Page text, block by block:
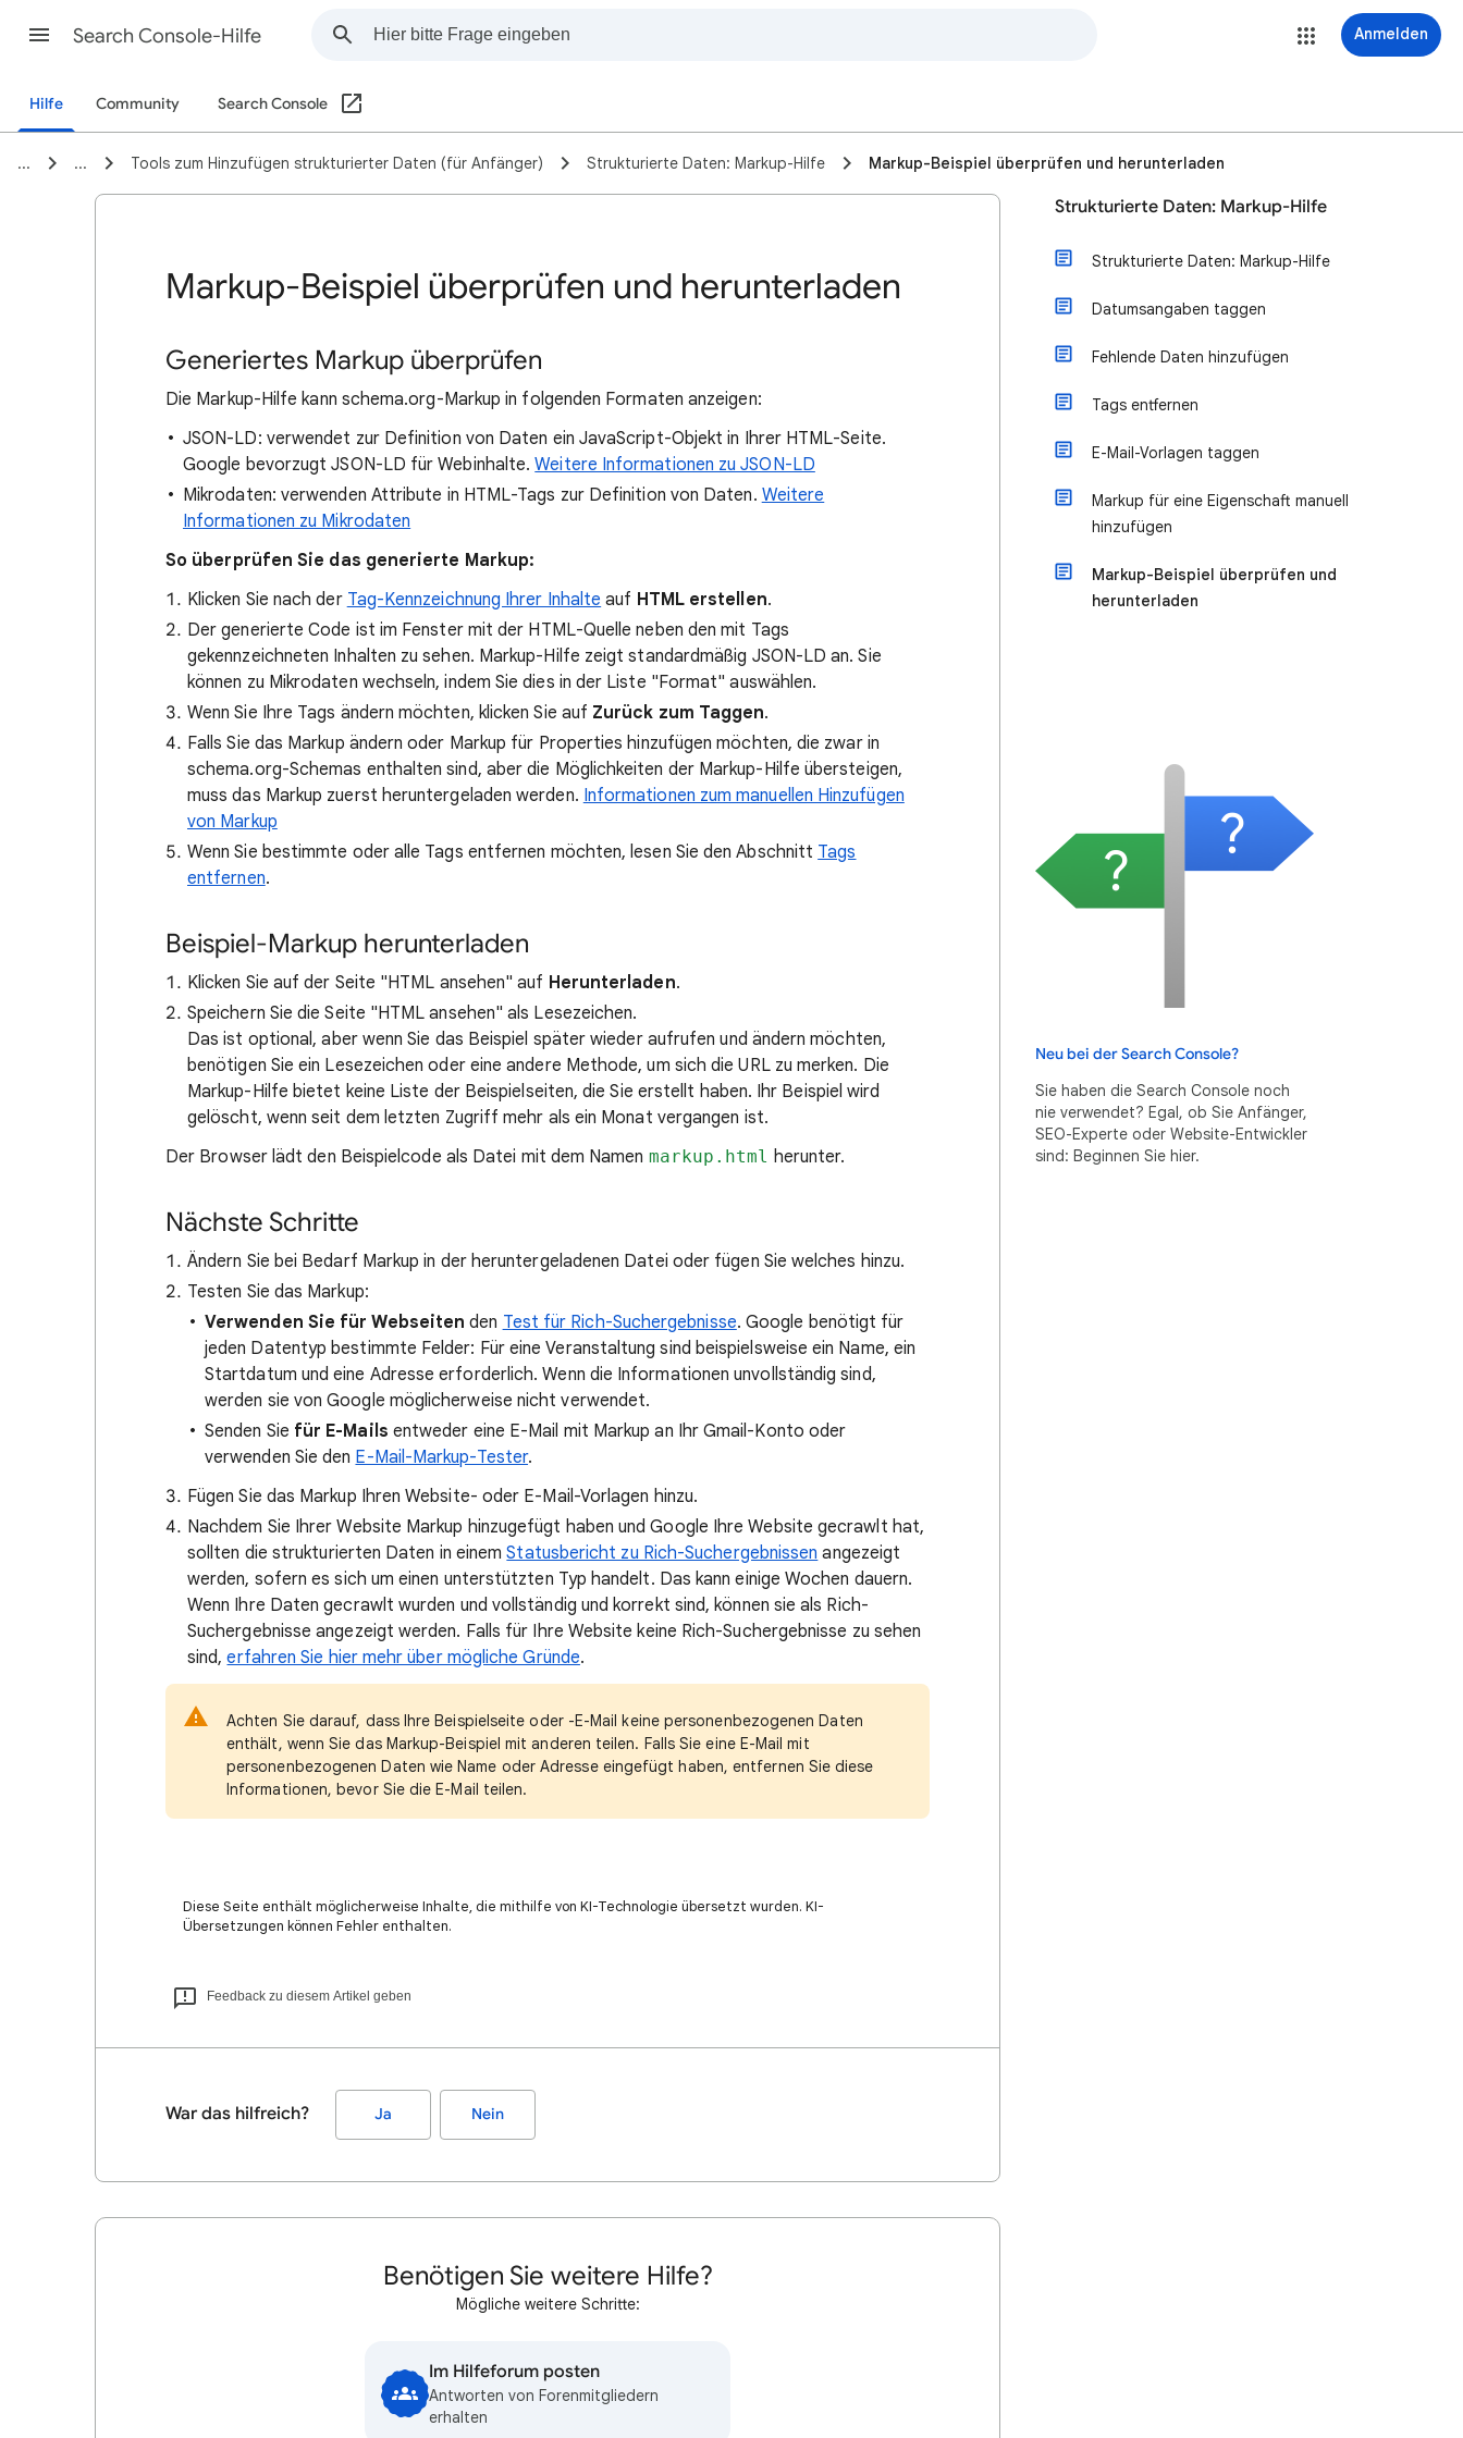
Search Console-Hilfe Anmelden
Hilfe Community Search Console
... ... Tools zum Hinzufügen strukturierter Daten (für Anfänger) Strukturierte Daten: Markup-Hilfe Markup-Beispiel überprüfen und herunterladen
Markup-Beispiel überprüfen und herunterladen
Generiertes Markup überprüfen
Die Markup-Hilfe kann schema.org-Markup in folgenden Formaten anzeigen:
JSON-LD: verwendet zur Definition von Daten ein JavaScript-Objekt in Ihrer HTML-Seite.
Google bevorzugt JSON-LD für Webinhalte.Weitere Informationen zu JSON-LD
Mikrodaten: verwenden Attribute in HTML-Tags zur Definition von Daten. Weitere
Informationen zu Mikrodaten
So überprüfen Sie das generierte Markup:
Klicken Sie nach der Tag-Kennzeichnung Ihrer Inhalte auf HTML erstellen.
Der generierte Code ist im Fenster mit der HTML-Quelle neben den mit Tags
gekennzeichneten Inhalten zu sehen. Markup-Hilfe zeigt standardmäßig JSON-LD an. Sie
können zu Mikrodaten wechseln, indem Sie dies in der Liste "Format" auswählen.
Wenn Sie Ihre Tags ändern möchten, klicken Sie auf Zurück zum Taggen.
Falls Sie das Markup ändern oder Markup für Properties hinzufügen möchten, die zwar in
schema.org-Schemas enthalten sind, aber die Möglichkeiten der Markup-Hilfe übersteigen,
muss das Markup zuerst heruntergeladen werden. Informationen zum manuellen Hinzufügen
von Markup
Wenn Sie bestimmte oder alle Tags entfernen möchten, lesen Sie den Abschnitt Tags
entfernen.
Beispiel-Markup herunterladen
Klicken Sie auf der Seite "HTML ansehen" auf Herunterladen.
Speichern Sie die Seite "HTML ansehen" als Lesezeichen.
Das ist optional, aber wenn Sie das Beispiel später wieder aufrufen und ändern möchten,
benötigen Sie ein Lesezeichen oder eine andere Methode, um sich die URL zu merken. Die
Markup-Hilfe bietet keine Liste der Beispielseiten, die Sie erstellt haben. Ihr Beispiel wird
gelöscht, wenn seit dem letzten Zugriff mehr als ein Monat vergangen ist.
Der Browser lädt den Beispielcode als Datei mit dem Namen markup.html herunter.
Nächste Schritte
Ändern Sie bei Bedarf Markup in der heruntergeladenen Datei oder fügen Sie welches hinzu.
Testen Sie das Markup:
Verwenden Sie für Webseiten den Test für Rich-Suchergebnisse. Google benötigt für
jeden Datentyp bestimmte Felder: Für eine Veranstaltung sind beispielsweise ein Name, ein
Startdatum und eine Adresse erforderlich. Wenn die Informationen unvollständig sind,
werden sie von Google möglicherweise nicht verwendet.
Senden Sie für E-Mails entweder eine E-Mail mit Markup an Ihr Gmail-Konto oder
verwenden Sie den E-Mail-Markup-Tester.
Fügen Sie das Markup Ihren Website- oder E-Mail-Vorlagen hinzu.
Nachdem Sie Ihrer Website Markup hinzugefügt haben und Google Ihre Website gecrawlt hat,
sollten die strukturierten Daten in einemStatusbericht zu Rich-Suchergebnissen angezeigt
werden, sofern es sich um einen unterstützten Typ handelt. Das kann einige Wochen dauern.
Wenn Ihre Daten gecrawlt wurden und vollständig und korrekt sind, können sie als Rich-
Suchergebnisse angezeigt werden. Falls für Ihre Website keine Rich-Suchergebnisse zu sehen
sind,erfahren Sie hier mehr über mögliche Gründe.
Achten Sie darauf, dass Ihre Beispielseite oder -E-Mail keine personenbezogenen Daten
enthält, wenn Sie das Markup-Beispiel mit anderen teilen. Falls Sie eine E-Mail mit
personenbezogenen Daten wie Name oder Adresse eingefügt haben, entfernen Sie diese
Informationen, bevor Sie die E-Mail teilen.
Diese Seite enthält möglicherweise Inhalte, die mithilfe von KI-Technologie übersetzt wurden. KI-
Übersetzungen können Fehler enthalten.
Feedback zu diesem Artikel geben
War das hilfreich? Ja Nein
Benötigen Sie weitere Hilfe?
Mögliche weitere Schritte:
Im Hilfeforum posten
Antworten von Forenmitgliedern
erhalten
Strukturierte Daten: Markup-Hilfe
Strukturierte Daten: Markup-Hilfe
Datumsangaben taggen
Fehlende Daten hinzufügen
Tags entfernen
E-Mail-Vorlagen taggen
Markup für eine Eigenschaft manuell
hinzufügen
Markup-Beispiel überprüfen und
herunterladen
Neu bei der Search Console?
Sie haben die Search Console noch
nie verwendet? Egal, ob Sie Anfänger,
SEO-Experte oder Website-Entwickler
sind: Beginnen Sie hier.